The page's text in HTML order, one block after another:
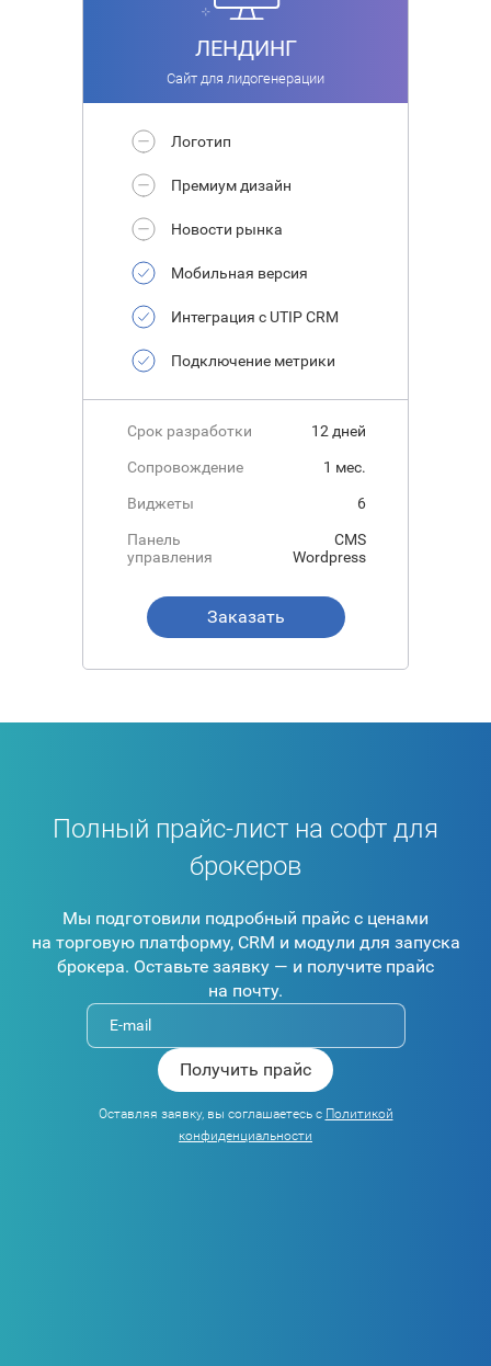
ЛЕНДИНГ
Сайт для лидогенерации
Логотип
Премиум дизайн
Новости рынка
Мобильная версия
Интеграция с UTIP CRM
Подключение метрики
Срок разработки 12 дней
Сопровождение 1 мес.
Виджеты 6
Панель
управления
CMS
Wordpress
Заказать
Полный прайс-лист на софт для
брокеров
Мы подготовили подробный прайс с ценами
на торговую платформу, CRM и модули для запуска
брокера. Оставьте заявку — и получите прайс
на почту.
Оставляя заявку, вы соглашаетесь с Политикой
конфиденциальности